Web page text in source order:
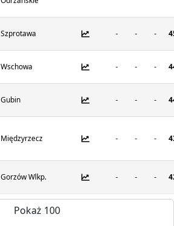
Szprotawa - - -
Wschowa - - -
Gubin - - -
Międzyrzecz - - -
Gorzów Wlkp. - - -
Pokaż 100